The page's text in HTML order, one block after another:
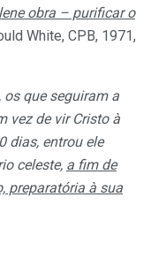
obra – purificar o
White, CPB, 1971,
os que seguiram a
vez de vir Cristo à
dias, entrou ele
celeste, a fim de
preparatória à sua